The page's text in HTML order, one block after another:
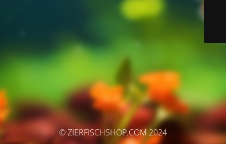
© ZIERFISCHSHOP.COM 2024